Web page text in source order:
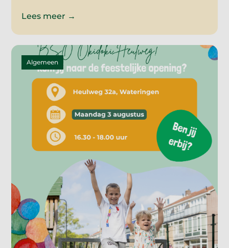
Lees meer →
Algemeen